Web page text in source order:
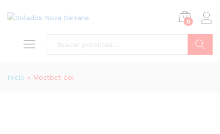
0
Início » Mostbet dol